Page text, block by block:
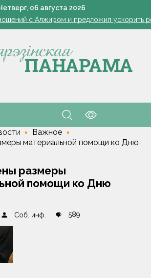
06 августа 2026
в канализационный колодец в
с Алжиром и предложил ускорить
по охране труда профсоюза
когда обрезка ботвы картофеля
в канализационный колодец в
Важное
материальной помощи ко Дню
размеры
помощи ко Дню
Соб. инф. 589